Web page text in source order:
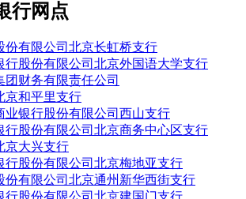
行网点
份有限公司北京长虹桥支行
行股份有限公司北京外国语大学支行
团财务有限责任公司
京和平里支行
业银行股份有限公司西山支行
行股份有限公司北京商务中心区支行
京大兴支行
行股份有限公司北京梅地亚支行
份有限公司北京通州新华西街支行
行股份有限公司北京建国门支行